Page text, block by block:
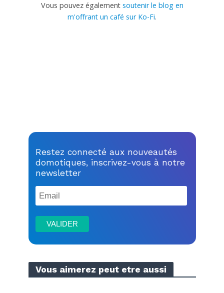
Vous pouvez également soutenir le blog en
m'offrant un café sur Ko-Fi.
Restez connecté aux nouveautés
domotiques, inscrivez-vous à notre
newsletter
Vous aimerez peut etre aussi